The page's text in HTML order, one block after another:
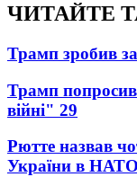
ЧИТАЙТЕ
Трамп зробив
Трамп
війні" 29
Рютте назвав
України в НАТО